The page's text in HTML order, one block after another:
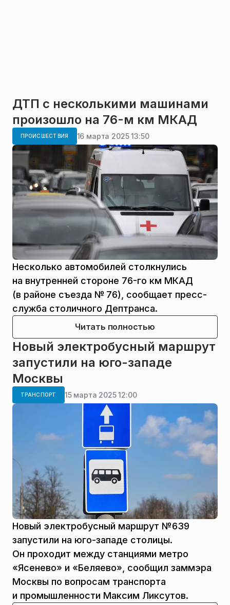
ДТП с несколькими машинами
произошло на 76-м км МКАД
ПРОИСШЕСТВИЯ 16 марта 2025 13:50
Несколько автомобилей столкнулись
на внутренней стороне 76-го км МКАД
(в районе съезда № 76), сообщает пресс-
служба столичного Дептранса.
Читать полностью
Новый электробусный маршрут
запустили на юго-западе
Москвы
ТРАНСПОРТ 15 марта 2025 12:00
Новый электробусный маршрут №639
запустили на юго-западе столицы.
Он проходит между станциями метро
«Ясенево» и «Беляево», сообщил заммэра
Москвы по вопросам транспорта
и промышленности Максим Ликсутов.